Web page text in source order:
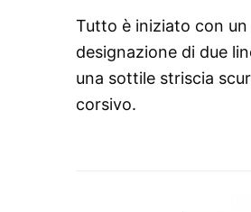
Tutto è iniziato con
designazione di due
una sottile striscia
corsivo.